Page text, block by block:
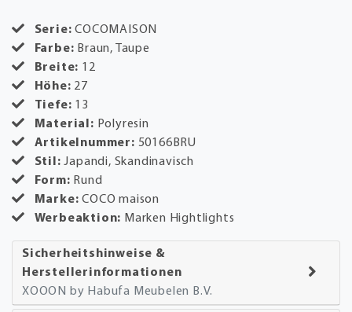
Serie: COCOMAISON
Farbe: Braun, Taupe
Breite: 12
Höhe: 27
Tiefe: 13
Material: Polyresin
Artikelnummer: 50166BRU
Stil:Japandi, Skandinavisch
Form: Rund
Marke:COCO maison
Werbeaktion: Marken Hightlights
Sicherheitshinweise &
Herstellerinformationen
XOOON by Habufa Meubelen B.V.